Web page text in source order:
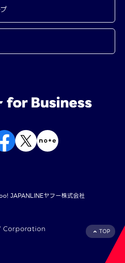
TOP
JAPANLINEヤフー株式会社
Corporation